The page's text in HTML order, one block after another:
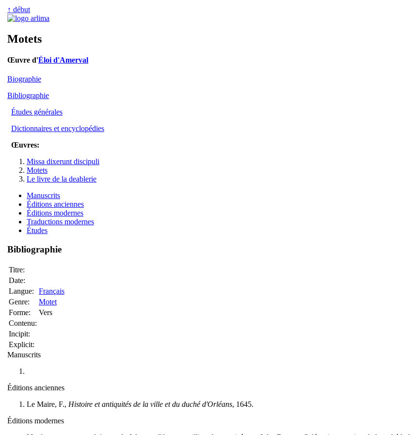
↑ début
Motets
Œuvre d'Éloi d'Amerval
Biographie
Bibliographie
Études générales
Dictionnaires et encyclopédies
Œuvres:
Missa dixerunt discipuli
Motets
Le livre de la deablerie
Manuscrits
Éditions anciennes
Éditions modernes
Traductions modernes
Études
Bibliographie
Titre:
Date:
Langue:
Français
Genre:
Motet
Forme:
Vers
Contenu:
Incipit:
Explicit:
Manuscrits
Éditions anciennes
Le Maire, F., Histoire et antiquités de la ville et du duché d'Orléans, 1645.
Éditions modernes